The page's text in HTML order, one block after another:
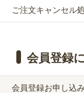
ご注文キャンセル
会員登録
会員登録お申し込